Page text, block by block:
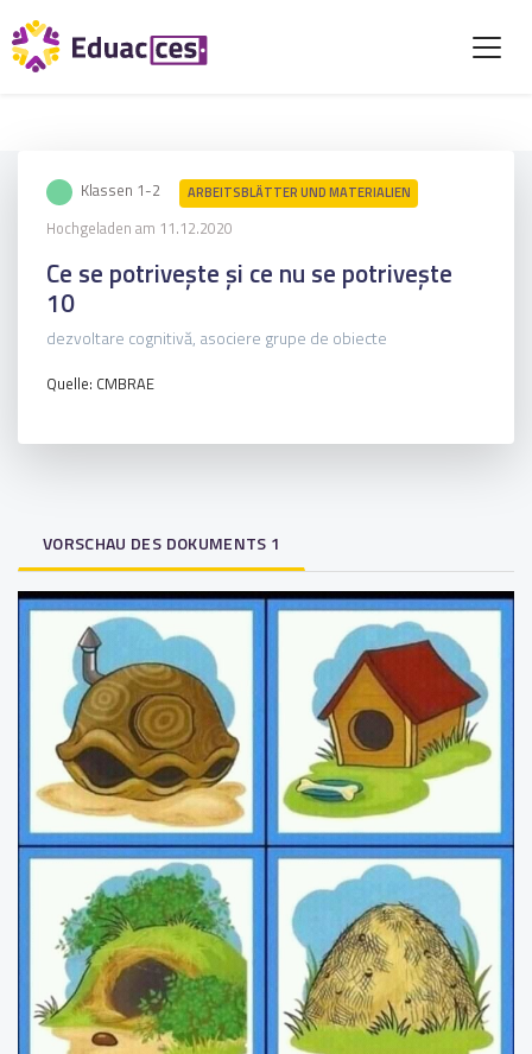
Klassen 1-2 ARBEITSBLÄTTER UND MATERIALIEN
Hochgeladen am 11.12.2020
Ce se potrivește și ce nu se potrivește
10
dezvoltare cognitivă, asociere grupe de obiecte
Quelle: CMBRAE
VORSCHAU DES DOKUMENTS 1